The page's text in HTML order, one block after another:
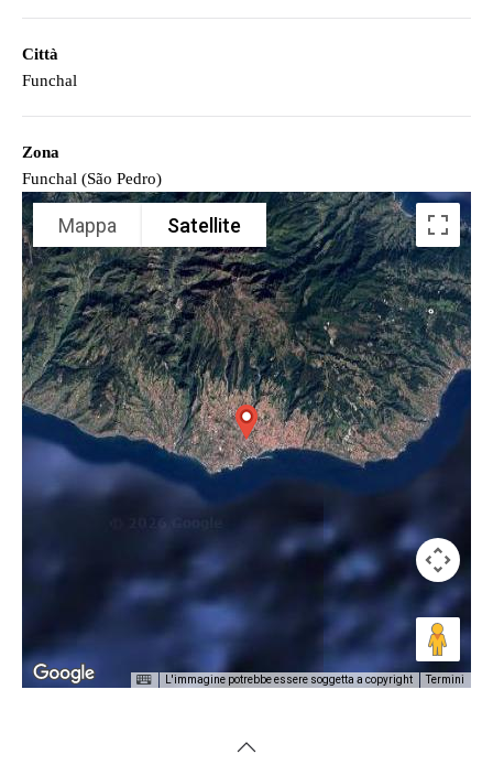
Città
Funchal
Zona
Funchal (São Pedro)
Mappa Satellite
L'immagine potrebbe essere soggetta a copyright Termini